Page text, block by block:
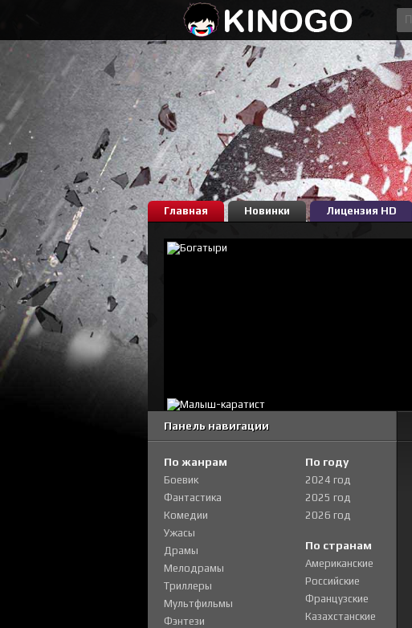
Главная Новинки Лицензия HD
Панель навигации
По жанрам
Боевик
Фантастика
Комедии
Ужасы
Драмы
Мелодрамы
Триллеры
Мультфильмы
Фэнтези
По году
2024 год
2025 год
2026 год
По странам
Американские
Российские
Французские
Казахстанские